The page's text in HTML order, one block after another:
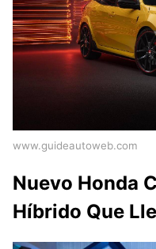
www.guideautoweb.com
Nuevo Honda
Híbrido Que